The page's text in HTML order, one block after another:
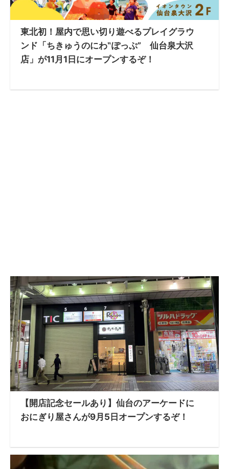
東北初！屋内で思い切り遊べるプレイグラウ
ンド「ちきゅうのにわ‟ぽっぷ” 仙台泉大沢
店」が11月1日にオープンするぞ！
【開店記念セールあり】仙台のアーケードに
おにぎり屋さんが9月5日オープンするぞ！